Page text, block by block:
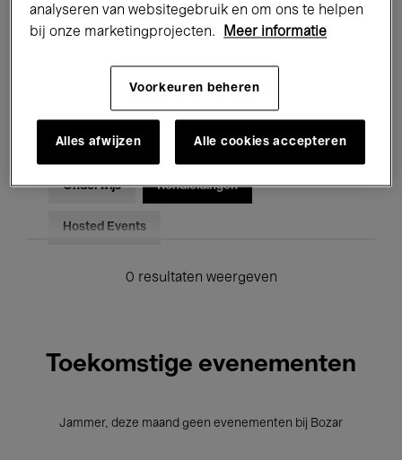
Jazz Klassieke Muziek Global Music
Voor iedereen Kids’ Palace
Onderwijs Rondleidingen
Hosted Events
0 resultaten weergeven
Toekomstige evenementen
Jammer, deze maand geen evenementen bij Bozar
analyseren van websitegebruik en om ons te helpen
bij onze marketingprojecten.
Meer informatie
Voorkeuren beheren
Alles afwijzen Alle cookies accepteren